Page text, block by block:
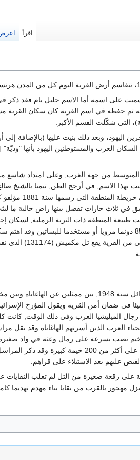
على اسمه أما ‏الاسم جليل يام فقد ذكر
البلاد)، إصدار "يديعوت أحرونوت"، 1956 ص ‏‏232)، ويعتقد أنه تم
التي شكّلت القسم الأكبر.‏
من قبل المهاجرين اليهود، وبعد ذلك ‏بنيت
‏من جهة الغرب, وعلى امتداد شاسع
سميت ‏بهذا الاسم, في أرجح الظن, تيمنا
إجليل القبلية
ثلاث حارات تفصل بينها راض خالية ما
كان ما مجموعه 923 دونما مخصصا ‏للحمضيات الموز, و 7087 ‏دونما للحبوب, و
ورد في (تاريخ الهاغاناه)أن اجتماعا عقد في بيتح تكفا, في
الميليشيا العرب وفي ذلك ‏الوقت, كانت
نصب بسرعة على رمال ‏وعثة في واد صغيرة
عن طريق تل أبيب- حيفا, على بعد بضع ‏مئات من
على رقعة صغيرة ‏من التل لم تغلب
اقرأ